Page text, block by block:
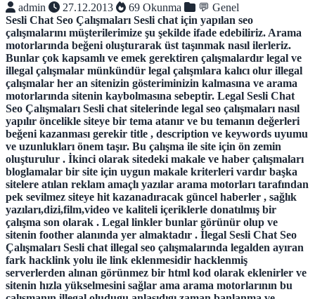
admin
27.12.2013 69 Okunma
💬 Genel
Sesli Chat Seo Çalışmaları Sesli chat için yapılan seo
çalışmalarını müşterilerimize şu şekilde ifade edebiliriz. Arama
motorlarında beğeni oluşturarak üst taşınmak nasıl ilerleriz.
Bunlar çok kapsamlı ve emek gerektiren çalışmalardır legal ve
illegal çalışmalar münkündür legal çalışmlara kalıcı olur illegal
çalışmalar her an sitenizin gösteriminizin kalmasına ve arama
motorlarında sitenin kaybolmasına sebeptir. Legal Sesli Chat
Seo Çalışmaları Sesli chat sitelerinde legal seo çalışmaları nasıl
yapılır öncelikle siteye bir tema atanır ve bu temanın değerleri
beğeni kazanması gerekir title , description ve keywords uyumu
ve uzunlukları önem taşır. Bu çalışma ile site için ön zemin
oluşturulur . İkinci olarak sitedeki makale ve haber çalışmaları
bloglamalar bir site için uygun makale kriterleri vardır başka
sitelere atılan reklam amaçlı yazılar arama motorları tarafından
pek sevilmez siteye hit kazanadıracak güncel haberler , sağlık
yazıları,dizi,film,video ve kaliteli içeriklerle donatılmış bir
çalışma son olarak . Legal linkler bunlar görünür olup ve
sitenin foother alanında yer almaktadır . İlegal Sesli Chat Seo
Çalışmaları Sesli chat illegal seo çalışmalarında legalden ayıran
fark hacklink yolu ile link eklenmesidir hacklenmiş
serverlerden alınan görünmez bir html kod olarak eklenirler ve
sitenin hızla yükselmesini sağlar ama arama motorlarının bu